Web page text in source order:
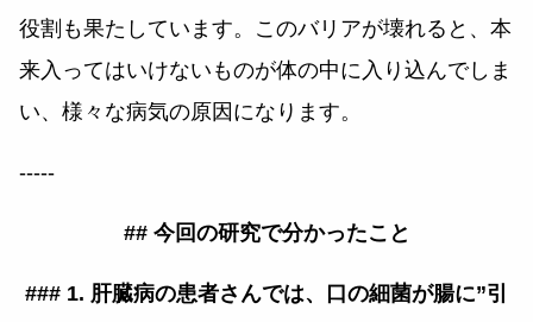
役割も果たしています。このバリアが壊れると、本
来入ってはいけないものが体の中に入り込んでしま
い、様々な病気の原因になります。
-----
## 今回の研究で分かったこと
### 1. 肝臓病の患者さんでは、口の細菌が腸に”引